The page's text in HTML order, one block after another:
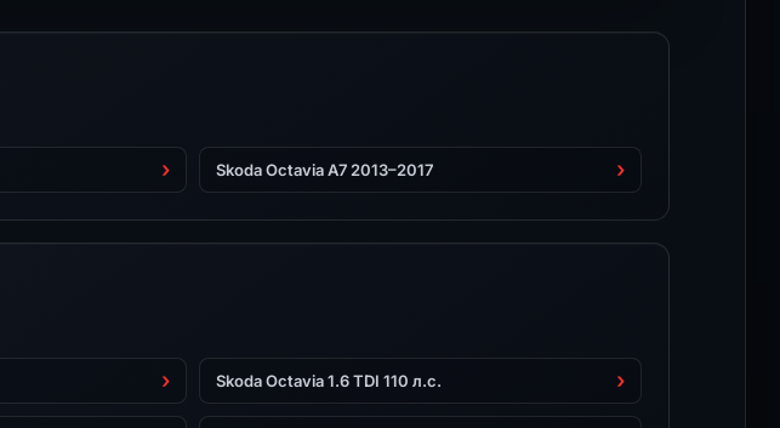
Skoda Octavia A7 2013–2017
Skoda Octavia 1.6 TDI 110 л.с.